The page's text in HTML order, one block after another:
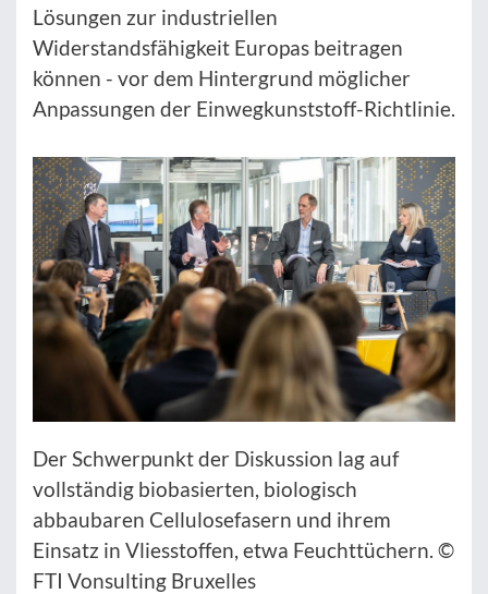
Lösungen zur industriellen
Widerstandsfähigkeit Europas beitragen
können - vor dem Hintergrund möglicher
Anpassungen der Einwegkunststoff-Richtlinie.
Der Schwerpunkt der Diskussion lag auf
vollständig biobasierten, biologisch
abbaubaren Cellulosefasern und ihrem
Einsatz in Vliesstoffen, etwa Feuchttüchern. ©
FTI Vonsulting Bruxelles